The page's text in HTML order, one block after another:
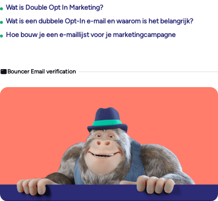
Wat is Double Opt In Marketing?
Wat is een dubbele Opt-In e-mail en waarom is het belangrijk?
Hoe bouw je een e-maillijst voor je marketingcampagne
Bouncer Email verification